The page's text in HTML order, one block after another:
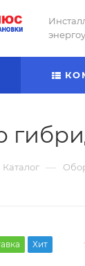
Каталог —
Хит